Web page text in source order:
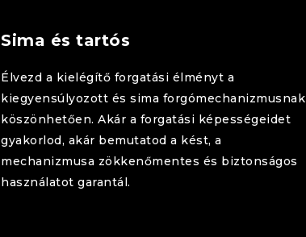
Sima és tartós
Élvezd a kielégítő forgatási élményt a
kiegyensúlyozott és sima forgómechanizmusnak
köszönhetően. Akár a forgatási képességeidet
gyakorlod, akár bemutatod a kést, a
mechanizmusa zökkenőmentes és biztonságos
használatot garantál.